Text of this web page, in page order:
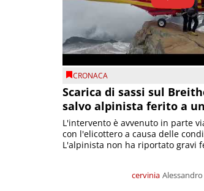
CRONACA
Scarica di sassi sul
salvo alpinista ferito a
cervinia
L'intervento è avvenuto in parte
con l'elicottero a causa delle
L'alpinista non ha riportato gravi